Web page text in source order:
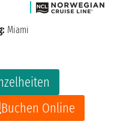
Buchen Online
Miami